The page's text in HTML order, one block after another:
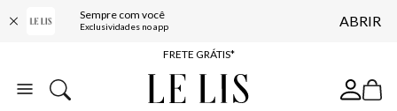
Sempre com você
Exclusividades no app ABRIR
ENTREGA EXPRESSA*
FRETE GRÁTIS*
BAIXE O APP